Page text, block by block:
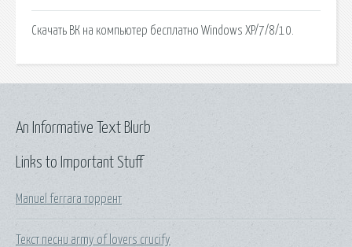
Скачать ВК на компьютер бесплатно Windows XP/7/8/10.
Links to Important Stuff
Manuel ferrara торрент
Текст песни army of lovers crucify
An Informative Text Blurb